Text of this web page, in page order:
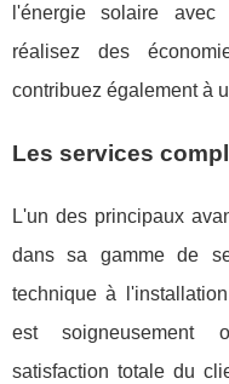
l'énergie solaire
réalisez des
contribuez également à
Les services
L'un des principaux
dans sa gamme de
technique à
est soigneusement
satisfaction totale du